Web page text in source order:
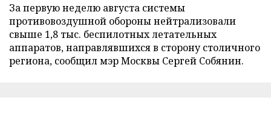
За первую неделю августа системы
противовоздушной обороны нейтрализовали
свыше 1,8 тыс. беспилотных летательных
аппаратов, направлявшихся в сторону столичного
региона, сообщил мэр Москвы Сергей Собянин.